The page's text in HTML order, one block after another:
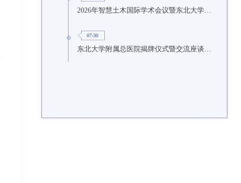
07-30
东北大学附属总医院揭牌仪式暨交流座谈会举行